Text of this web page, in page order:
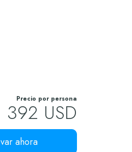
Precio por persona
392 USD
ahora